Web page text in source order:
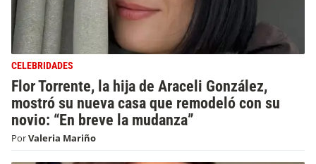
CELEBRIDADES
Flor Torrente, la hija de Araceli González,
mostró su nueva casa que remodeló con su
novio: “En breve la mudanza”
PorValeria Mariño